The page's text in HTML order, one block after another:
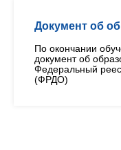
Документ об
По окончании
документ об
Федеральный
(ФРДО)